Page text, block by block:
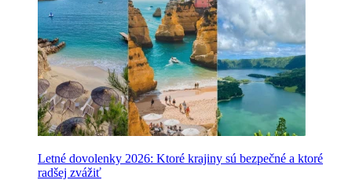
Letné dovolenky 2026: Ktoré krajiny sú bezpečné a ktoré
radšej zvážiť